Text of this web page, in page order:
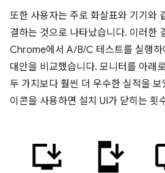
또한 사용자는 주로 화살표와 기기와
결하는 것으로 나타났습니다. 이러한
Chrome에서 A/B/C 테스트를 실행하
대안을 비교했습니다. 모니터를 아래
두 가지보다 훨씬 더 우수한 실적을
이콘을 사용하면 설치 UI가 닫히는 횟